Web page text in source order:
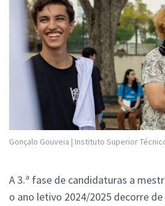
Gonçalo Gouveia | Instituto Superior
A 3.ª fase de candidaturas a
o ano letivo 2024/2025 decorre